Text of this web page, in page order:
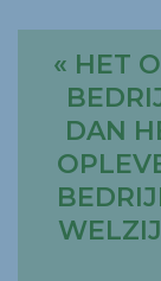
« HET
DAN